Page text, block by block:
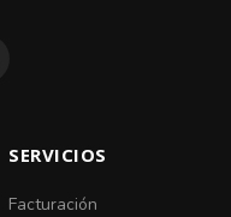
SERVICIOS
Facturación